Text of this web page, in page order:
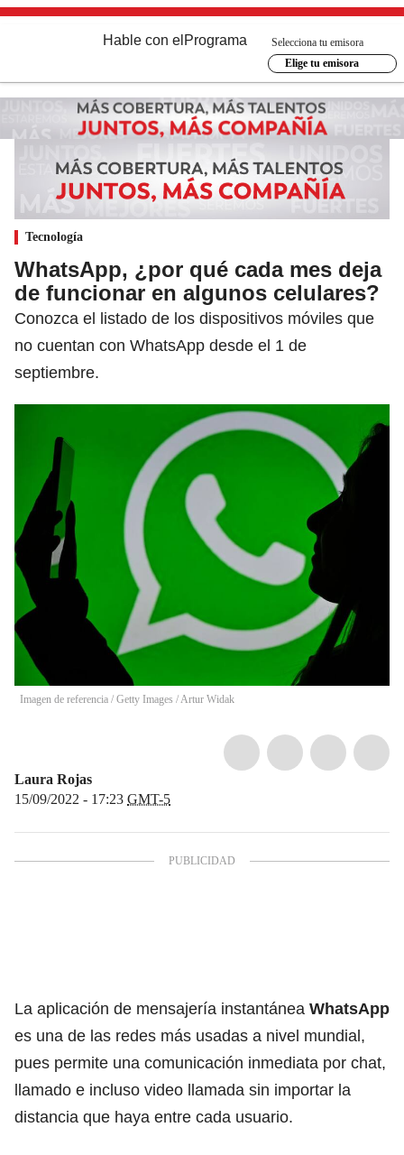
Hable con el Programa
Selecciona tu emisora
Elige tu emisora
Tecnología
WhatsApp, ¿por qué cada mes deja
de funcionar en algunos celulares?
Conozca el listado de los dispositivos móviles que
no cuentan con WhatsApp desde el 1 de
septiembre.
Imagen de referencia / Getty Images /Artur Widak
Laura Rojas
15/09/2022 - 17:23 GMT-5
La aplicación de mensajería instantánea WhatsApp
es una de las redes más usadas a nivel mundial,
pues permite una comunicación inmediata por chat,
llamado e incluso video llamada sin importar la
distancia que haya entre cada usuario.